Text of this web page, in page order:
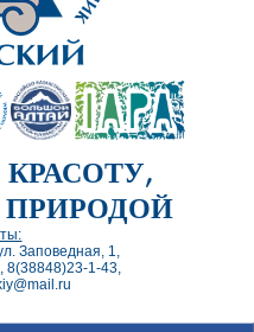
Заповедная, 1,
8(38848)23-1-43,